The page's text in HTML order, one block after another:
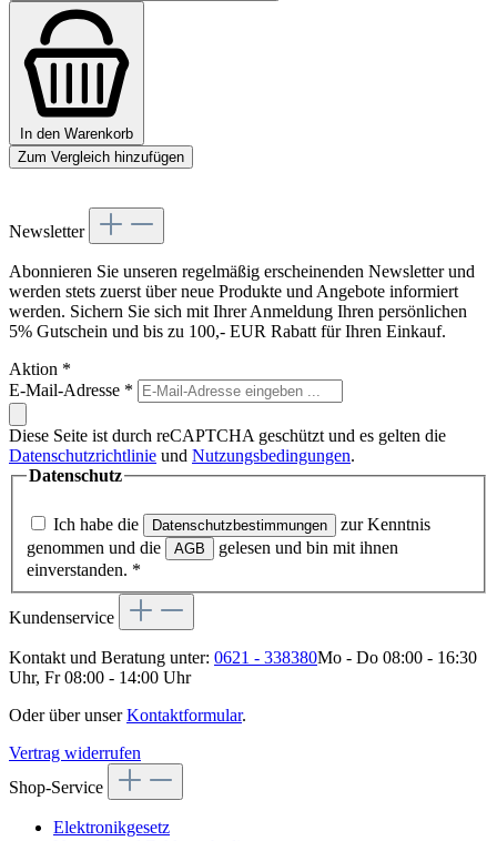
In den Warenkorb
Zum Vergleich hinzufügen
Newsletter
Abonnieren Sie unseren regelmäßig erscheinenden Newsletter und
werden stets zuerst über neue Produkte und Angebote informiert
werden. Sichern Sie sich mit Ihrer Anmeldung Ihren persönlichen
5% Gutschein und bis zu 100,- EUR Rabatt für Ihren Einkauf.
Aktion *
E-Mail-Adresse *
Diese Seite ist durch reCAPTCHA geschützt und es gelten die
Datenschutzrichtlinie und Nutzungsbedingungen.
Datenschutz
Ich habe die Datenschutzbestimmungen
zur Kenntnis
genommen und die
AGB
gelesen und bin mit ihnen
einverstanden. *
Kundenservice
Kontakt und Beratung unter: 0621 - 338380Mo - Do 08:00 - 16:30
Uhr, Fr 08:00 - 14:00 Uhr
Oder über unserKontaktformular.
Vertrag widerrufen
Shop-Service
Elektronikgesetz